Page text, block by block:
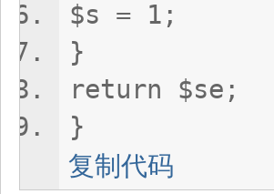
$s = 1;
}
return $se;
}
复制代码